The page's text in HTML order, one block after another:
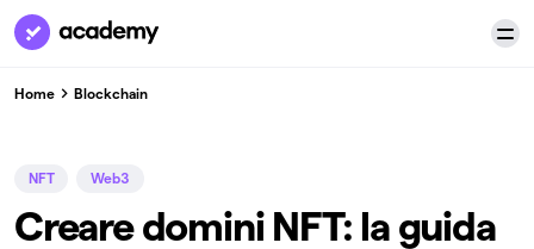
Home Blockchain
NFT Web3
Creare domini NFT: la guida